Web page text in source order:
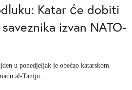
Katar će dobiti
izvan NATO-
u ponedjeljak je obećao katarskom
al-Taniju…